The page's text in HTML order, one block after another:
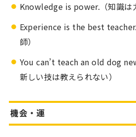
Knowledge is power.（知識は
Experience is the best
師）
You can’t teach an old dog
新しい技は教えられない）
機会・運